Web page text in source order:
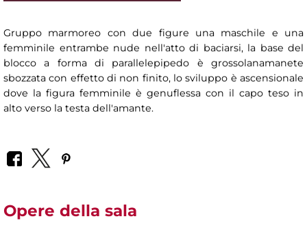
Gruppo marmoreo con due figure una maschile e una
femminile entrambe nude nell'atto di baciarsi, la base del
blocco a forma di parallelepipedo è grossolanamanete
sbozzata con effetto di non finito, lo sviluppo è ascensionale
dove la figura femminile è genuflessa con il capo teso in
alto verso la testa dell'amante.
Opere della sala